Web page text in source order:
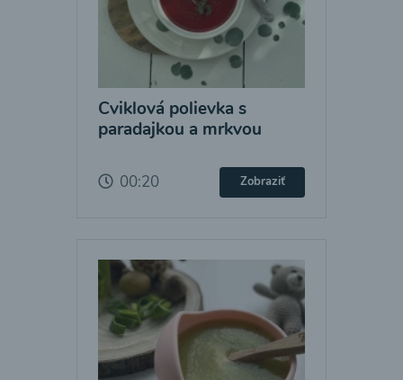
Cviklová polievka s
paradajkou a mrkvou
00:20 Zobraziť